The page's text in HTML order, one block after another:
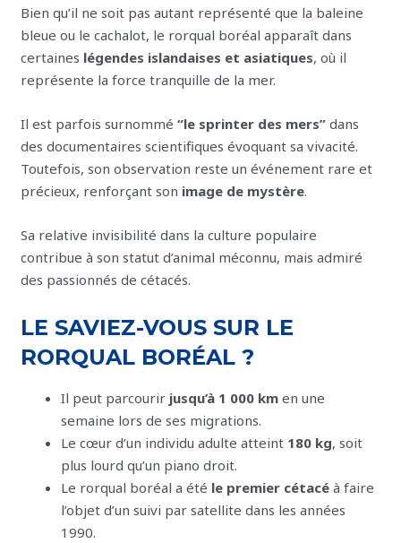
Bien qu’il ne soit pas autant représenté que la baleine
bleue ou le cachalot, le rorqual boréal apparaît dans
certaines légendes islandaises et asiatiques, où il
représente la force tranquille de la mer.
Il est parfois surnommé“le sprinter des mers” dans
des documentaires scientifiques évoquant sa vivacité.
Toutefois, son observation reste un événement rare et
précieux, renforçant son image de mystère.
Sa relative invisibilité dans la culture populaire
contribue à son statut d’animal méconnu, mais admiré
des passionnés de cétacés.
LE SAVIEZ-VOUS SUR LE
RORQUAL BORÉAL ?
Il peut parcourir jusqu’à 1 000 km en une
semaine lors de ses migrations.
Le cœur d’un individu adulte atteint 180 kg, soit
plus lourd qu’un piano droit.
Le rorqual boréal a été le premier cétacé à faire
l’objet d’un suivi par satellite dans les années
1990.